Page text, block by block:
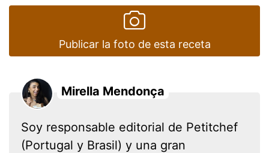
Publicar la foto de esta receta
Mirella Mendonça
Soy responsable editorial de Petitchef
(Portugal y Brasil) y una gran